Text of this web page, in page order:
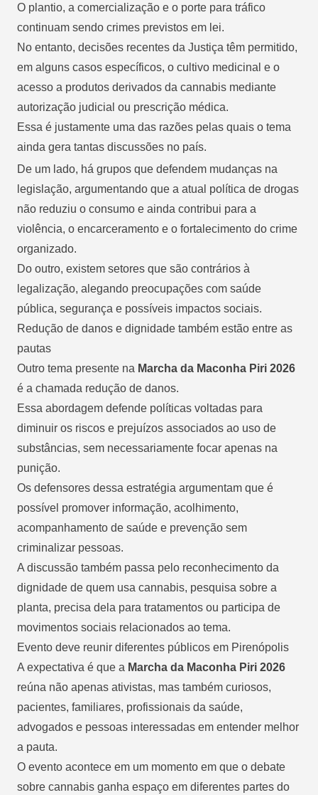
O plantio, a comercialização e o porte para tráfico
continuam sendo crimes previstos em lei.
No entanto, decisões recentes da Justiça têm permitido,
em alguns casos específicos, o cultivo medicinal e o
acesso a produtos derivados da cannabis mediante
autorização judicial ou prescrição médica.
Essa é justamente uma das razões pelas quais o tema
ainda gera tantas discussões no país.
De um lado, há grupos que defendem mudanças na
legislação, argumentando que a atual política de drogas
não reduziu o consumo e ainda contribui para a
violência, o encarceramento e o fortalecimento do crime
organizado.
Do outro, existem setores que são contrários à
legalização, alegando preocupações com saúde
pública, segurança e possíveis impactos sociais.
Redução de danos e dignidade também estão entre as
pautas
Outro tema presente na Marcha da Maconha Piri 2026
é a chamada redução de danos.
Essa abordagem defende políticas voltadas para
diminuir os riscos e prejuízos associados ao uso de
substâncias, sem necessariamente focar apenas na
punição.
Os defensores dessa estratégia argumentam que é
possível promover informação, acolhimento,
acompanhamento de saúde e prevenção sem
criminalizar pessoas.
A discussão também passa pelo reconhecimento da
dignidade de quem usa cannabis, pesquisa sobre a
planta, precisa dela para tratamentos ou participa de
movimentos sociais relacionados ao tema.
Evento deve reunir diferentes públicos em Pirenópolis
A expectativa é que a Marcha da Maconha Piri 2026
reúna não apenas ativistas, mas também curiosos,
pacientes, familiares, profissionais da saúde,
advogados e pessoas interessadas em entender melhor
a pauta.
O evento acontece em um momento em que o debate
sobre cannabis ganha espaço em diferentes partes do